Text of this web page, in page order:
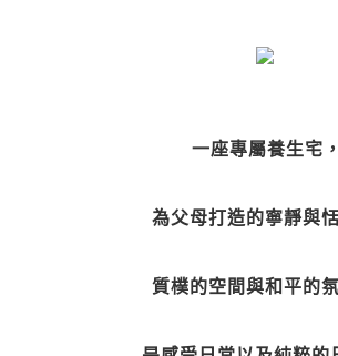
一座專屬養生宅，
為父母打造的寧靜與恬
質樸的空間與和平的氛